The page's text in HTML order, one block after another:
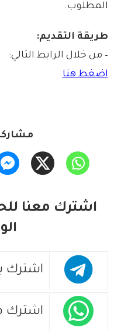
المطلوب.
طريقة التقديم:
– من خلال الرابط التالي:
اضغط هنا
اشترك معنا
اشترك
اشترك